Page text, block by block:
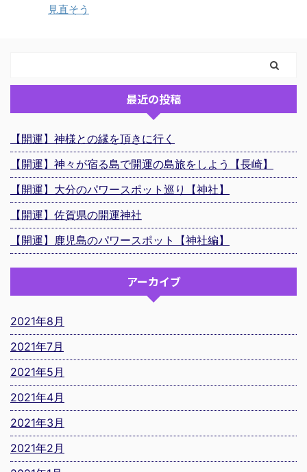
見直そう
最近の投稿
【開運】神様との縁を頂きに行く
【開運】神々が宿る島で開運の島旅をしよう【長崎】
【開運】大分のパワースポット巡り【神社】
【開運】佐賀県の開運神社
【開運】鹿児島のパワースポット【神社編】
アーカイブ
2021年8月
2021年7月
2021年5月
2021年4月
2021年3月
2021年2月